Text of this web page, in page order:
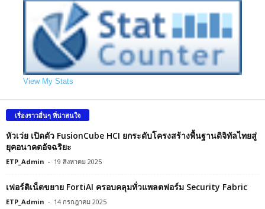
View My Stats
เรื่องราวอื่นๆ ที่น่าสนใจ
หัวเว่ย เปิดตัว FusionCube HCI ยกระดับโครงสร้างพื้นฐานดิจิทัลไทยสู่
ยุคอนาคตอัจฉริยะ
ETP_Admin - 19 สิงหาคม 2025
เฟอร์ติเน็ตขยาย FortiAI ครอบคลุมทั่วแพลตฟอร์ม Security Fabric
ETP_Admin - 14 กรกฎาคม 2025